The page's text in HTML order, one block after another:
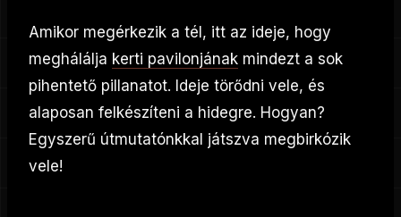
Amikor megérkezik a tél, itt az ideje, hogy
meghálálja kerti pavilonjának mindezt a sok
pihentető pillanatot. Ideje törődni vele, és
alaposan felkészíteni a hidegre. Hogyan?
Egyszerű útmutatónkkal játszva megbirkózik
vele!